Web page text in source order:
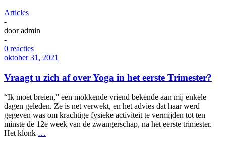
Articles
-
dooradmin
-
0 reacties
oktober 31, 2021
Vraagt u zich af over Yoga in het eerste Trimester?
“Ik moet breien,” een mokkende vriend bekende aan mij enkele
dagen geleden. Ze is net verwekt, en het advies dat haar werd
gegeven was om krachtige fysieke activiteit te vermijden tot ten
minste de 12e week van de zwangerschap, na het eerste trimester.
Het klonk …